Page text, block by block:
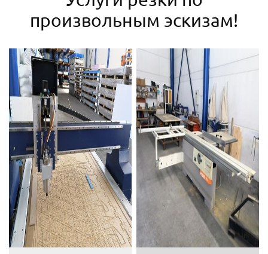
произвольным эскизам!